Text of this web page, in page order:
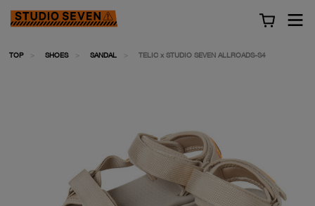
TOP SHOES SANDAL TELIC x STUDIO SEVEN ALLROADS-S4